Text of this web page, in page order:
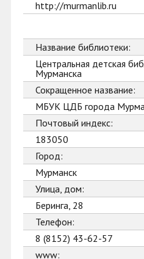
http://murmanlib.ru
Название библиотеки:
Центральная детская
Мурманска
Сокращенное название:
МБУК ЦДБ города
Почтовый индекс:
183050
Город:
Мурманск
Улица, дом:
Беринга, 28
Телефон:
8 (8152) 43-62-57
www: